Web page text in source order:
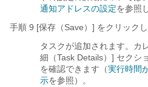
通知アドレスの設定を参照
手順 9 [保存（Save）] をクリックし
タスクが追加されます。カ
細（Task Details）] セクシ
を確認できます（実行時間
示を参照）。